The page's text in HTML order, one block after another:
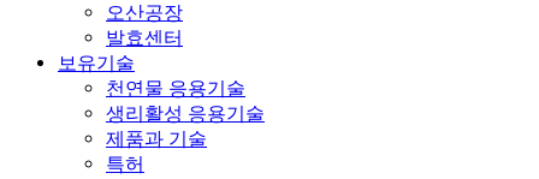
오산공장
발효센터
보유기술
천연물 응용기술
생리활성 응용기술
제품과 기술
특허